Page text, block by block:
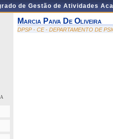
de Gestão de Atividades
Marcia Paiva De Oliveira
DPSP - CE - DEPARTAMENTO DE